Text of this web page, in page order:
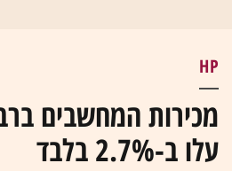
HP
מכירות המחשבים
עלו ב-2.7% בלבד